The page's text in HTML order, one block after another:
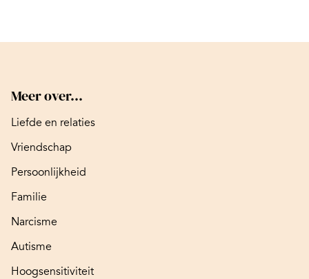
Meer over...
Liefde en relaties
Vriendschap
Persoonlijkheid
Familie
Narcisme
Autisme
Hoogsensitiviteit